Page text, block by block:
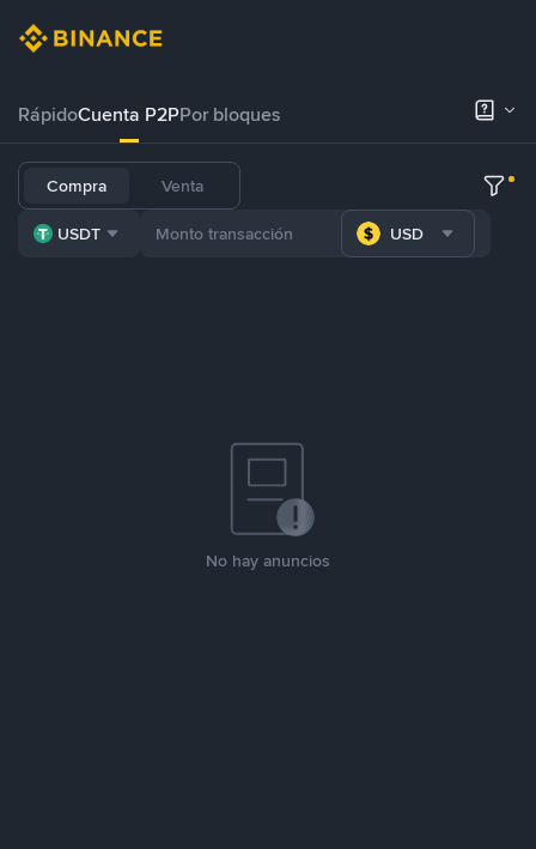
RápidoCuenta P2PPor bloques
Compra Venta
USDT USD
No hay anuncios